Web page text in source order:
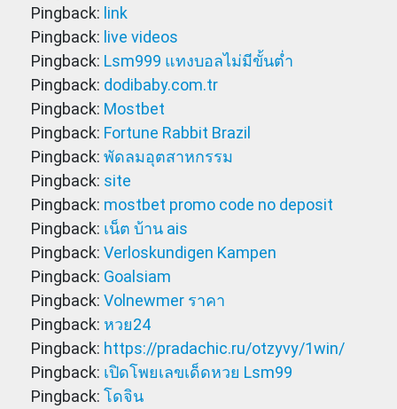
Pingback: link
Pingback: live videos
Pingback: Lsm999 แทงบอลไม่มีขั้นต่ำ
Pingback: dodibaby.com.tr
Pingback: Mostbet
Pingback: Fortune Rabbit Brazil
Pingback: พัดลมอุตสาหกรรม
Pingback: site
Pingback: mostbet promo code no deposit
Pingback: เน็ต บ้าน ais
Pingback: Verloskundigen Kampen
Pingback: Goalsiam
Pingback: Volnewmer ราคา
Pingback: หวย24
Pingback: https://pradachic.ru/otzyvy/1win/
Pingback: เปิดโพยเลขเด็ดหวย Lsm99
Pingback: โดจิน